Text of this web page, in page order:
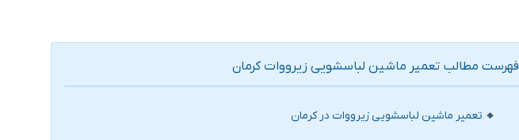
فهرست مطالب تعمیر ماشین لباسشویی زیرووات کرمان
تعمیر ماشین لباسشویی زیرووات در کرمان